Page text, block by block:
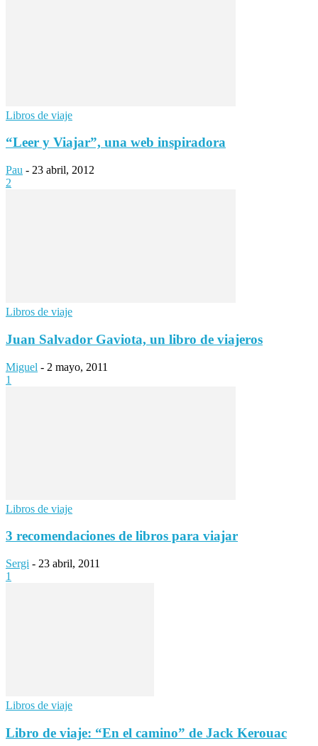
Libros de viaje
“Leer y Viajar”, una web inspiradora
Pau - 23 abril, 2012
2
Libros de viaje
Juan Salvador Gaviota, un libro de viajeros
Miguel - 2 mayo, 2011
1
Libros de viaje
3 recomendaciones de libros para viajar
Sergi - 23 abril, 2011
1
Libros de viaje
Libro de viaje: “En el camino” de Jack Kerouac